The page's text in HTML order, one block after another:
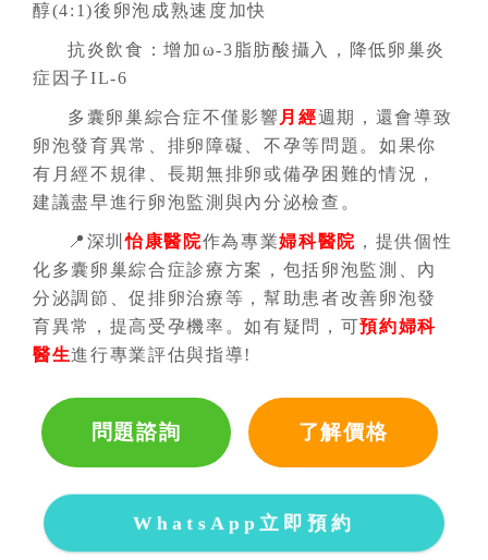
醇(4:1)後卵泡成熟速度加快
抗炎飲食：增加ω-3脂肪酸攝入，降低卵巢炎
症因子IL-6
多囊卵巢綜合症不僅影響 月經週期，還會導致
卵泡發育異常、排卵障礙、不孕等問題。如果你
有月經不規律、長期無排卵或備孕困難的情況，
建議盡早進行卵泡監測與內分泌檢查。
📍深圳怡康醫院作為專業婦科醫院 ，提供個性
化多囊卵巢綜合症診療方案，包括卵泡監測、內
分泌調節、促排卵治療等，幫助患者改善卵泡發
育異常，提高受孕機率。如有疑問，可預約婦科
醫生進行專業評估與指導!
問題諮詢 了解價格
WhatsApp立即預約